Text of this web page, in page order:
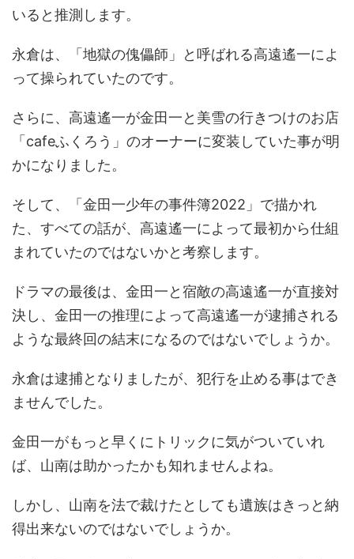
いると推測します。
永倉は、「地獄の傀儡師」と呼ばれる高遠遙一によ
って操られていたのです。
さらに、高遠遙一が金田一と美雪の行きつけのお店
「cafeふくろう」のオーナーに変装していた事が明
かになりました。
そして、「金田一少年の事件簿2022」で描かれ
た、すべての話が、高遠遙一によって最初から仕組
まれていたのではないかと考察します。
ドラマの最後は、金田一と宿敵の高遠遙一が直接対
決し、金田一の推理によって高遠遙一が逮捕される
ような最終回の結末になるのではないでしょうか。
永倉は逮捕となりましたが、犯行を止める事はでき
ませんでした。
金田一がもっと早くにトリックに気がついていれ
ば、山南は助かったかも知れませんよね。
しかし、山南を法で裁けたとしても遺族はきっと納
得出来ないのではないでしょうか。